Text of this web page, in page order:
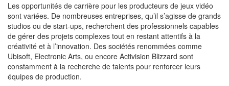
Les opportunités de carrière pour les producteurs de jeux vidéo
sont variées. De nombreuses entreprises, qu’il s’agisse de grands
studios ou de start-ups, recherchent des professionnels capables
de gérer des projets complexes tout en restant attentifs à la
créativité et à l’innovation. Des sociétés renommées comme
Ubisoft, Electronic Arts, ou encore Activision Blizzard sont
constamment à la recherche de talents pour renforcer leurs
équipes de production.